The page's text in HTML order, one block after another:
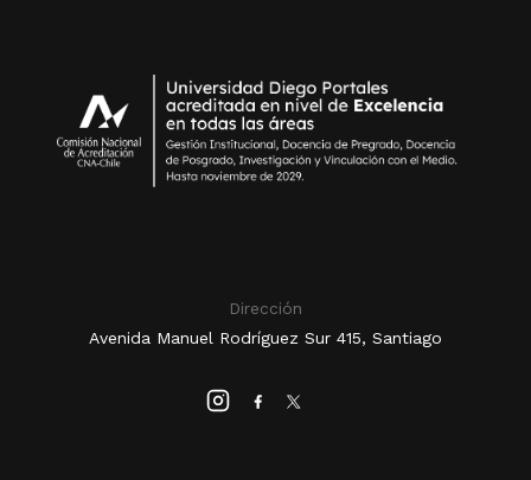
Dirección
Avenida Manuel Rodríguez Sur 415, Santiago